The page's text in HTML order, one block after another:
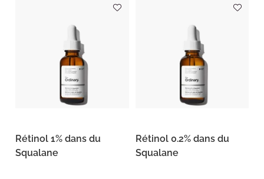
Rétinol 1% dans du
Squalane
Rétinol 0.2% dans du
Squalane